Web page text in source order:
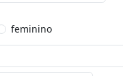
feminino